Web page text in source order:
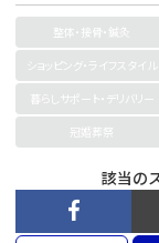
整体・接骨・鍼灸
ショッピング・ライフスタイル
暮らしサポート・デリバリー
冠婚葬祭
該当の